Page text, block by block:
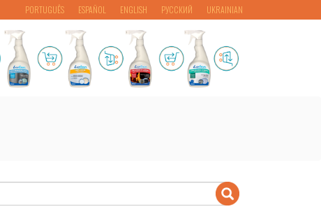
PORTUGUÊS ESPAÑOL ENGLISH РУССКИЙ UKRAINIAN